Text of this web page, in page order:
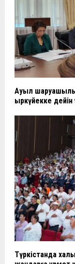
Ауыл
қыркүйекке
Түркістанда